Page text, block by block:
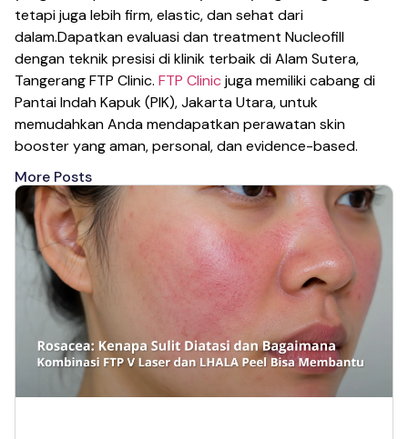
tetapi juga lebih firm, elastic, dan sehat dari
dalam.Dapatkan evaluasi dan treatment Nucleofill
dengan teknik presisi di klinik terbaik di Alam Sutera,
Tangerang FTP Clinic. FTP Clinic juga memiliki cabang di
Pantai Indah Kapuk (PIK), Jakarta Utara, untuk
memudahkan Anda mendapatkan perawatan skin
booster yang aman, personal, dan evidence-based.
More Posts